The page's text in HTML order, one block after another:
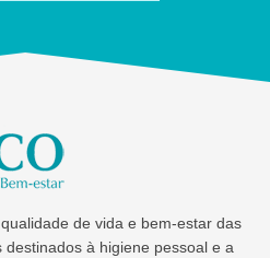
de vida e bem-estar das
à higiene pessoal e a